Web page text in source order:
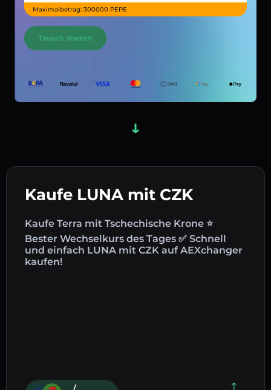
Kaufe LUNA mit CZK
Kaufe Terra mit Tschechische Krone ⭐
Bester Wechselkurs des Tages ✅ Schnell
und einfach LUNA mit CZK auf AEXchanger
kaufen!
/
Maximalbetrag: 300000 PEPE
Tausch starten